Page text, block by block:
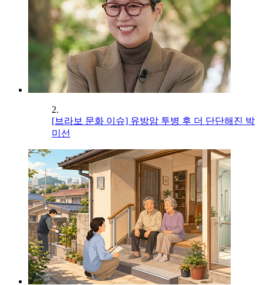
2.
[브라보 문화 이슈] 유방암 투병 후 더 단단해진 박
미선